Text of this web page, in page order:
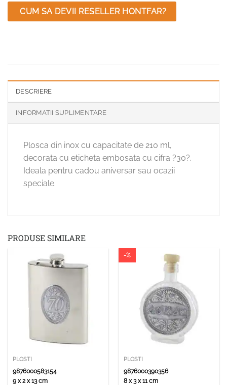
CUM SA DEVII RESELLER HONTFAR?
DESCRIERE
INFORMATII SUPLIMENTARE
Plosca din inox cu capacitate de 210 ml,
decorata cu eticheta embosata cu cifra ?30?.
Ideala pentru cadou aniversar sau ocazii
speciale.
PRODUSE SIMILARE
PLOSTI
9876000583154
9 x 2 x 13 cm
-%
PLOSTI
9876000390356
8 x 3 x 11 cm